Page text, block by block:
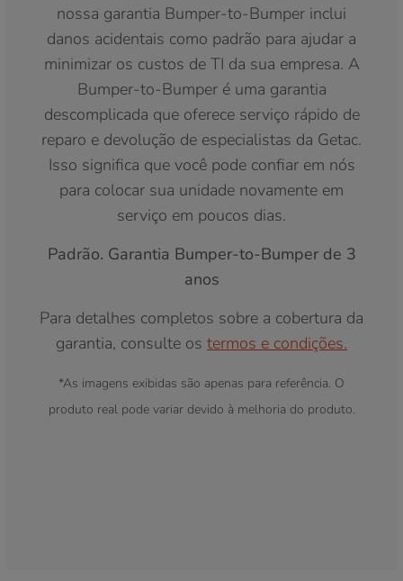
nossa garantia Bumper-to-Bumper inclui
danos acidentais como padrão para ajudar a
minimizar os custos de TI da sua empresa. A
Bumper-to-Bumper é uma garantia
descomplicada que oferece serviço rápido de
reparo e devolução de especialistas da Getac.
Isso significa que você pode confiar em nós
para colocar sua unidade novamente em
serviço em poucos dias.
Padrão. Garantia Bumper-to-Bumper de 3
anos
Para detalhes completos sobre a cobertura da
garantia, consulte os termos e condições.
*As imagens exibidas são apenas para referência. O
produto real pode variar devido à melhoria do produto.